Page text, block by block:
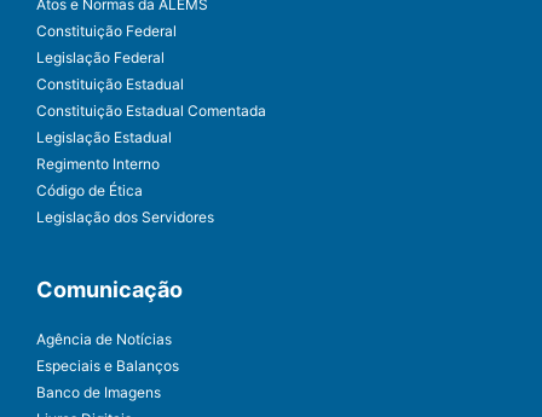
Atos e Normas da ALEMS
Constituição Federal
Legislação Federal
Constituição Estadual
Constituição Estadual Comentada
Legislação Estadual
Regimento Interno
Código de Ética
Legislação dos Servidores
Comunicação
Agência de Notícias
Especiais e Balanços
Banco de Imagens